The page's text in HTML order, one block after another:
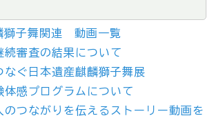
獅子舞関連 動画一覧
続審査の結果について
なぐ日本遺産麒麟獅子舞展
体感プログラムについて
のつながりを伝えるストーリー動画を